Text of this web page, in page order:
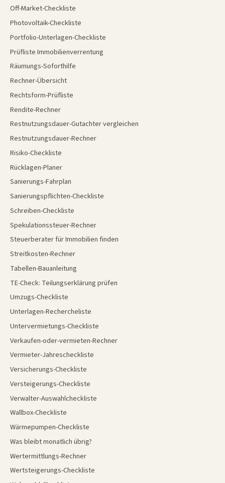
Off-Market-Checkliste
Photovoltaik-Checkliste
Portfolio-Unterlagen-Checkliste
Prüfliste Immobilienverrentung
Räumungs-Soforthilfe
Rechner-Übersicht
Rechtsform-Prüfliste
Rendite-Rechner
Restnutzungsdauer-Gutachter vergleichen
Restnutzungsdauer-Rechner
Risiko-Checkliste
Rücklagen-Planer
Sanierungs-Fahrplan
Sanierungspflichten-Checkliste
Schreiben-Checkliste
Spekulationssteuer-Rechner
Steuerberater für Immobilien finden
Streitkosten-Rechner
Tabellen-Bauanleitung
TE-Check: Teilungserklärung prüfen
Umzugs-Checkliste
Unterlagen-Rechercheliste
Untervermietungs-Checkliste
Verkaufen-oder-vermieten-Rechner
Vermieter-Jahrescheckliste
Versicherungs-Checkliste
Versteigerungs-Checkliste
Verwalter-Auswahlcheckliste
Wallbox-Checkliste
Wärmepumpen-Checkliste
Was bleibt monatlich übrig?
Wertermittlungs-Rechner
Wertsteigerungs-Checkliste